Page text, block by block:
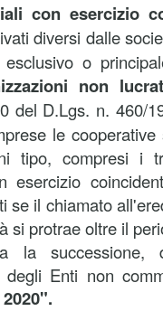
con esercizio
diversi dalle
o
non
del D.Lgs. n. 460/
le
tipo, compresi i
esercizio
se il chiamato
si protrae oltre il
successione,
degli Enti non